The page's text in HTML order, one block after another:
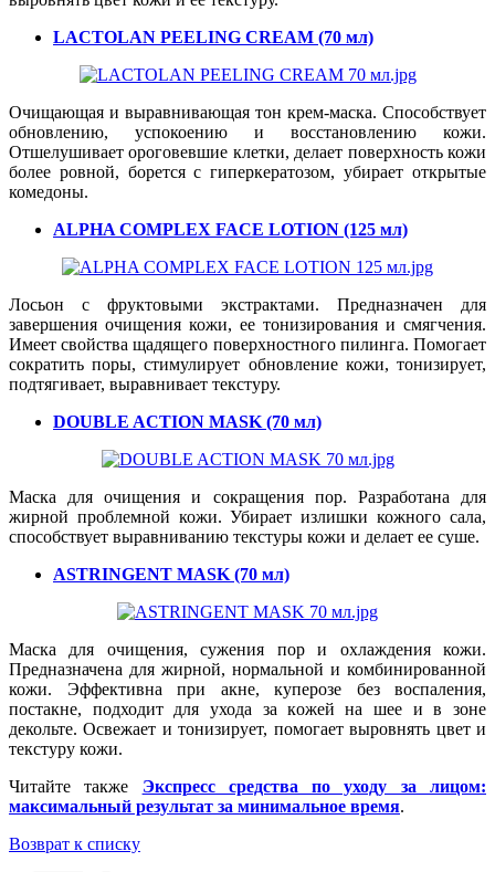
LACTOLAN PEELING CREAM (70 мл)
Очищающая и выравнивающая тон крем-маска. Способствует
обновлению, успокоению и восстановлению кожи.
Отшелушивает ороговевшие клетки, делает поверхность кожи
более ровной, борется с гиперкератозом, убирает открытые
комедоны.
ALPHA COMPLEX FACE LOTION (125 мл)
Лосьон с фруктовыми экстрактами. Предназначен для
завершения очищения кожи, ее тонизирования и смягчения.
Имеет свойства щадящего поверхностного пилинга. Помогает
сократить поры, стимулирует обновление кожи, тонизирует,
подтягивает, выравнивает текстуру.
DOUBLE ACTION MASK (70 мл)
Маска для очищения и сокращения пор. Разработана для
жирной проблемной кожи. Убирает излишки кожного сала,
способствует выравниванию текстуры кожи и делает ее суше.
ASTRINGENT MASK (70 мл)
Маска для очищения, сужения пор и охлаждения кожи.
Предназначена для жирной, нормальной и комбинированной
кожи. Эффективна при акне, куперозе без воспаления,
постакне, подходит для ухода за кожей на шее и в зоне
декольте. Освежает и тонизирует, помогает выровнять цвет и
текстуру кожи.
Читайте также Экспресс средства по уходу за лицом:
максимальный результат за минимальное время.
Возврат к списку